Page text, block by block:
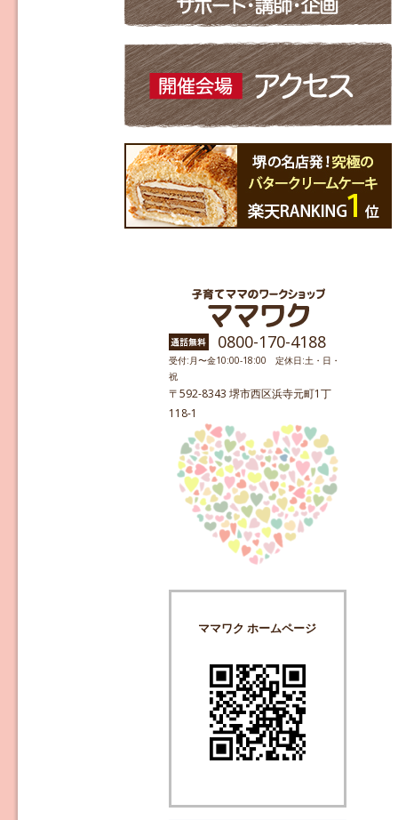
0800-170-4188
受付:月〜金10:00-18:00 定休日:土・日・
祝
〒592-8343 堺市西区浜寺元町1丁
118-1
ママワク ホームページ